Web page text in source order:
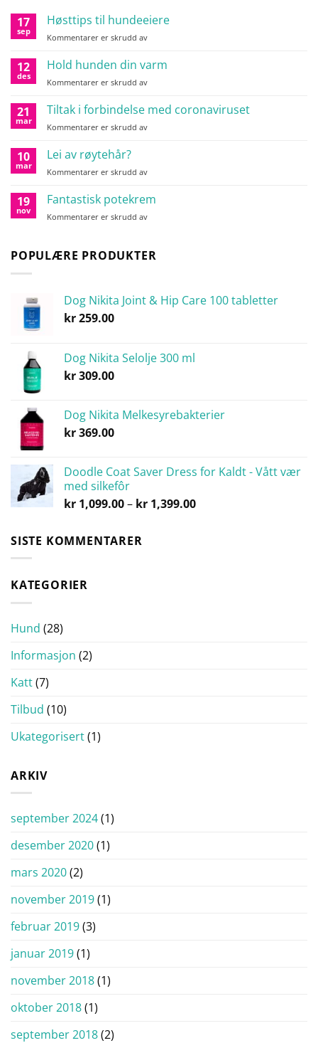
17
sep
Høsttips til hundeeiere
Kommentarer er skrudd avfor
til
12
des
Hold hunden din varm
Kommentarer er skrudd avfor
hunden
varm
21
mar
Tiltak i forbindelse med coronaviruset
Kommentarer er skrudd avfor
med
10
mar
Lei av røytehår?
Kommentarer er skrudd avfor
av
19
nov
Fantastisk potekrem
Kommentarer er skrudd avfor
POPULÆRE PRODUKTER
Dog Nikita Joint & Hip Care 100 tabletter
kr259.00
Dog Nikita Selolje 300 ml
kr309.00
Dog Nikita Melkesyrebakterier
kr369.00
Doodle Coat Saver Dress for Kaldt - Vått vær
med silkefôr
kr 1,099.00– kr 1,399.00Prisområde:
SISTE KOMMENTARER
KATEGORIER
Hund (28)
Informasjon (2)
Katt(7)
Tilbud (10)
Ukategorisert(1)
ARKIV
september 2024(1)
desember 2020(1)
mars 2020(2)
november 2019(1)
februar 2019(3)
januar 2019(1)
november 2018(1)
oktober 2018(1)
september 2018(2)